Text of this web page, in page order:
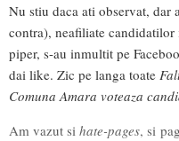
Nu stiu daca ati observat, dar
contra), neafiliate
piper, s-au inmultit pe
dai like. Zic pe langa toate
Comuna Amara voteaza
Am vazut si hate-pages, si